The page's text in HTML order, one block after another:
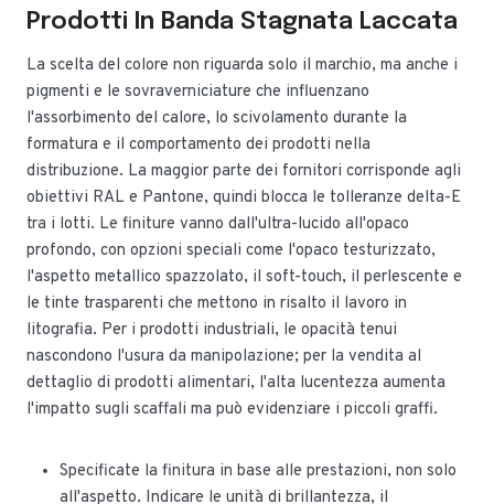
Prodotti In Banda Stagnata Laccata
La scelta del colore non riguarda solo il marchio, ma anche i
pigmenti e le sovraverniciature che influenzano
l'assorbimento del calore, lo scivolamento durante la
formatura e il comportamento dei prodotti nella
distribuzione. La maggior parte dei fornitori corrisponde agli
obiettivi RAL e Pantone, quindi blocca le tolleranze delta-E
tra i lotti. Le finiture vanno dall'ultra-lucido all'opaco
profondo, con opzioni speciali come l'opaco testurizzato,
l'aspetto metallico spazzolato, il soft-touch, il perlescente e
le tinte trasparenti che mettono in risalto il lavoro in
litografia. Per i prodotti industriali, le opacità tenui
nascondono l'usura da manipolazione; per la vendita al
dettaglio di prodotti alimentari, l'alta lucentezza aumenta
l'impatto sugli scaffali ma può evidenziare i piccoli graffi.
Specificate la finitura in base alle prestazioni, non solo
all'aspetto. Indicare le unità di brillantezza, il